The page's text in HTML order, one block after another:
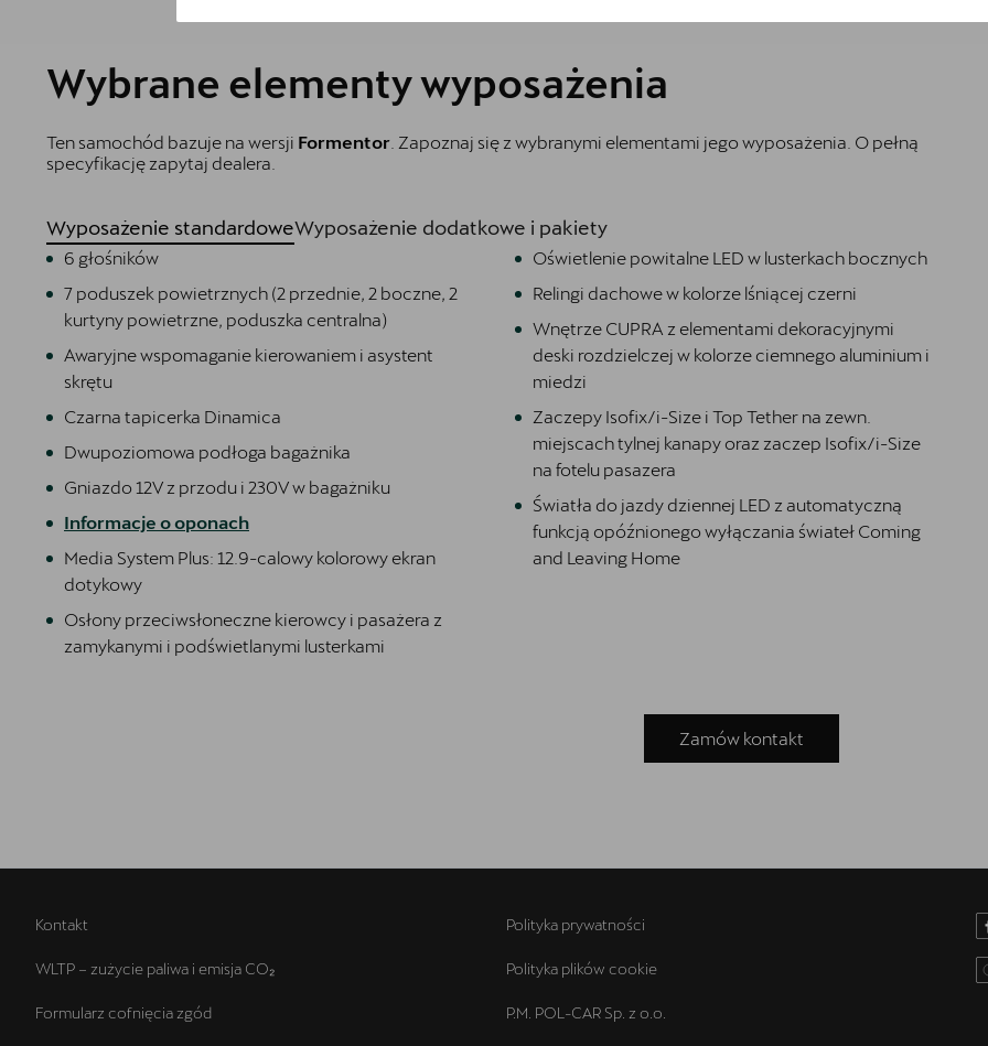
Wybrane elementy wyposażenia
Ten samochód bazuje na wersji Formentor . Zapoznaj się z wybranymi elementami jego wyposażenia. O pełną
specyfikację zapytaj dealera.
Wyposażenie standardoweWyposażenie dodatkowe i pakiety
6 głośników
7 poduszek powietrznych (2 przednie, 2 boczne, 2
kurtyny powietrzne, poduszka centralna)
Awaryjne wspomaganie kierowaniem i asystent
skrętu
Czarna tapicerka Dinamica
Dwupoziomowa podłoga bagażnika
Gniazdo 12V z przodu i 230V w bagażniku
Informacje o oponach
Media System Plus: 12.9-calowy kolorowy ekran
dotykowy
Osłony przeciwsłoneczne kierowcy i pasażera z
zamykanymi i podświetlanymi lusterkami
Oświetlenie powitalne LED w lusterkach bocznych
Relingi dachowe w kolorze lśniącej czerni
Wnętrze CUPRA z elementami dekoracyjnymi
deski rozdzielczej w kolorze ciemnego aluminium i
miedzi
Zaczepy Isofix/i-Size i Top Tether na zewn.
miejscach tylnej kanapy oraz zaczep Isofix/i-Size
na fotelu pasazera
Światła do jazdy dziennej LED z automatyczną
funkcją opóźnionego wyłączania świateł Coming
and Leaving Home
Zamów kontakt
Kontakt
WLTP – zużycie paliwa i emisja CO₂
Formularz cofnięcia zgód
Polityka prywatności
Polityka plików cookie
P.M. POL-CAR Sp. z o.o.